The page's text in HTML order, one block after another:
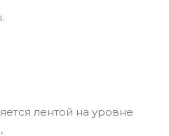
лентой на уровне